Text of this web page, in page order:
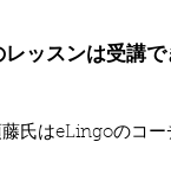
ッスンは受講で
氏はeLingoのコー